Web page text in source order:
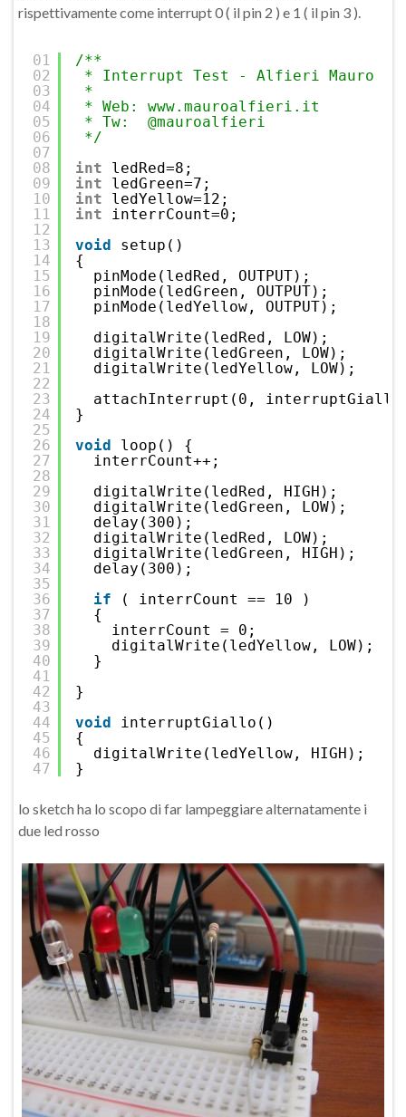
rispettivamente come interrupt 0 ( il pin 2 ) e 1 ( il pin 3 ).
01
02
03
04
05
06
07
08
09
10
11
12
13
14
15
16
17
18
19
20
21
22
23
24
25
26
27
28
29
30
31
32
33
34
35
36
37
38
39
40
41
42
43
44
45
46
47
/**
* Interrupt Test - Alfieri Mauro
*
* Web: www.mauroalfieri.it
* Tw:  @mauroalfieri
*/
int
ledRed=8;
int
ledGreen=7;
int
ledYellow=12;
int
interrCount=0;
void
setup()
{
pinMode(ledRed, OUTPUT);
pinMode(ledGreen, OUTPUT);
pinMode(ledYellow, OUTPUT);
digitalWrite(ledRed, LOW);
digitalWrite(ledGreen, LOW);
digitalWrite(ledYellow, LOW);
attachInterrupt(0, interruptGiallo,
}
void
loop() {
interrCount++;
digitalWrite(ledRed, HIGH);
digitalWrite(ledGreen, LOW);
delay(300);
digitalWrite(ledRed, LOW);
digitalWrite(ledGreen, HIGH);
delay(300);
if
( interrCount == 10 )
{
interrCount = 0;
digitalWrite(ledYellow, LOW);
}
}
void
interruptGiallo()
{
digitalWrite(ledYellow, HIGH);
}
lo sketch ha lo scopo di far lampeggiare alternatamente i
due led rosso